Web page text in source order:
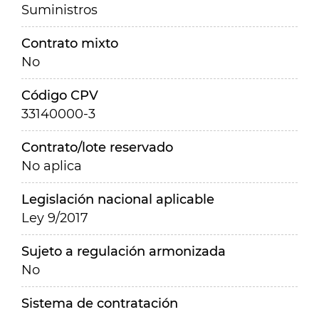
Suministros
Contrato mixto
No
Código CPV
33140000-3
Contrato/lote reservado
No aplica
Legislación nacional aplicable
Ley 9/2017
Sujeto a regulación armonizada
No
Sistema de contratación